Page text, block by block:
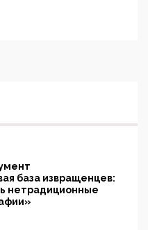
база извращенцев:
нетрадиционные